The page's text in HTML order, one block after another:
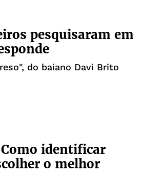
pesquisaram em
do baiano Davi Brito
identificar
o melhor